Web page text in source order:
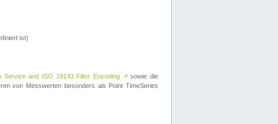
ist)
Service and ISO 19143 Filter Encoding ↗ sowie die
von Messwerten besonders als Point TimeSeries